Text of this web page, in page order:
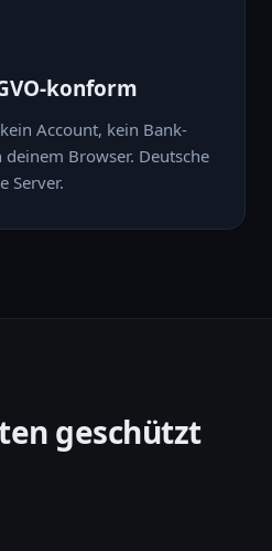
konform
Account, kein Bank-
Browser. Deutsche
Server.
geschützt